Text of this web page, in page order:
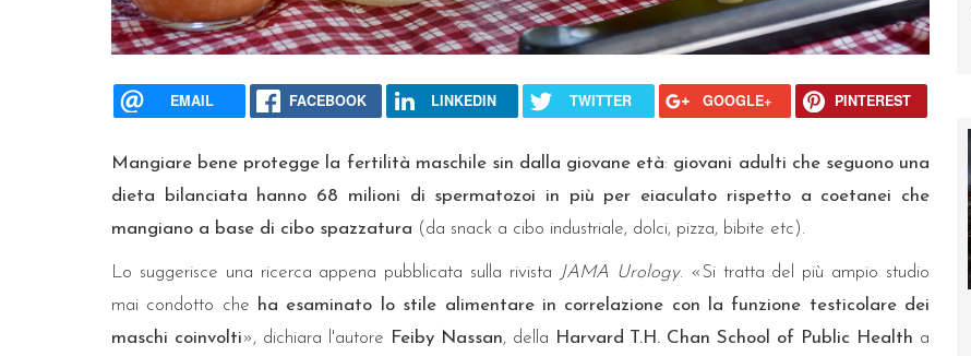
EMAIL FACEBOOK LINKEDIN TWITTER GOOGLE+ PINTEREST
Mangiare bene protegge la fertilità maschile sin dalla giovane età: giovani adulti che seguono una
dieta bilanciata hanno 68 milioni di spermatozoi in più per eiaculato rispetto a coetanei che
mangiano a base di cibo spazzatura (da snack a cibo industriale, dolci, pizza, bibite etc).
Lo suggerisce una ricerca appena pubblicata sulla rivista JAMA Urology. «Si tratta del più ampio studio
mai condotto che ha esaminato lo stile alimentare in correlazione con la funzione testicolare dei
maschi coinvolti», dichiara l'autore Feiby Nassan, della Harvard T.H. Chan School of Public Health a
di Catania
delle Farfalle
Eruzione del
illumina sulle